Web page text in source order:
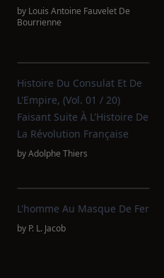
by Louis Antoine Fauvelet De
Bourrienne
Histoire Du Consulat Et De
L'Empire, (Vol. 01 / 20)
Faisant Suite À L'Histoire De
La Révolution Française
byAdolphe Thiers
L'homme Au Masque De Fer
by P. L. Jacob